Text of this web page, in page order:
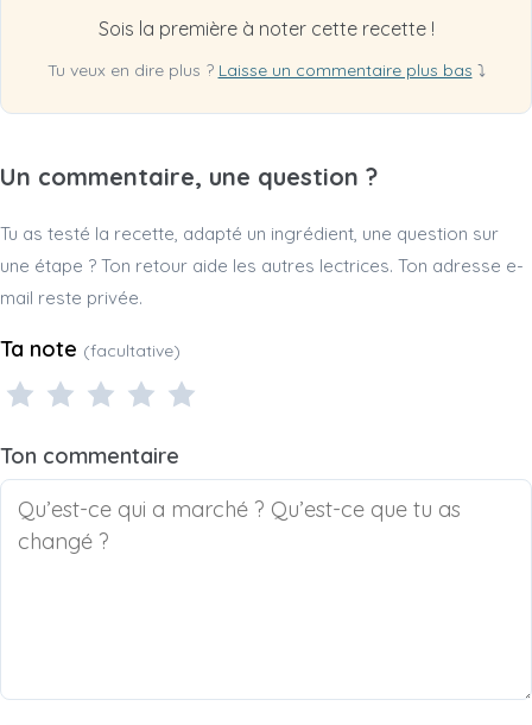
Sois la première à noter cette recette !
Tu veux en dire plus ? Laisse un commentaire plus bas ⤵
Un commentaire, une question ?
Tu as testé la recette, adapté un ingrédient, une question sur
une étape ? Ton retour aide les autres lectrices. Ton adresse e-
mail reste privée.
Ta note (facultative)
Ton commentaire